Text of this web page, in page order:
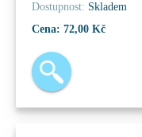
Dostupnost: Skladem
Cena: 72,00 Kč